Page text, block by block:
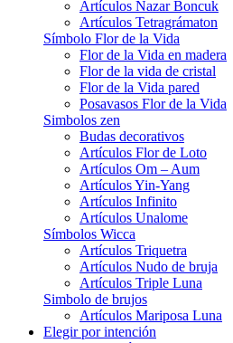
Artículos Nazar Boncuk
Artículos Tetragrámaton
Símbolo Flor de la Vida
Flor de la Vida en madera
Flor de la vida de cristal
Flor de la Vida pared
Posavasos Flor de la Vida
Simbolos zen
Budas decorativos
Artículos Flor de Loto
Artículos Om – Aum
Artículos Yin-Yang
Artículos Infinito
Artículos Unalome
Símbolos Wicca
Artículos Triquetra
Artículos Nudo de bruja
Artículos Triple Luna
Simbolo de brujos
Artículos Mariposa Luna
Elegir por intención